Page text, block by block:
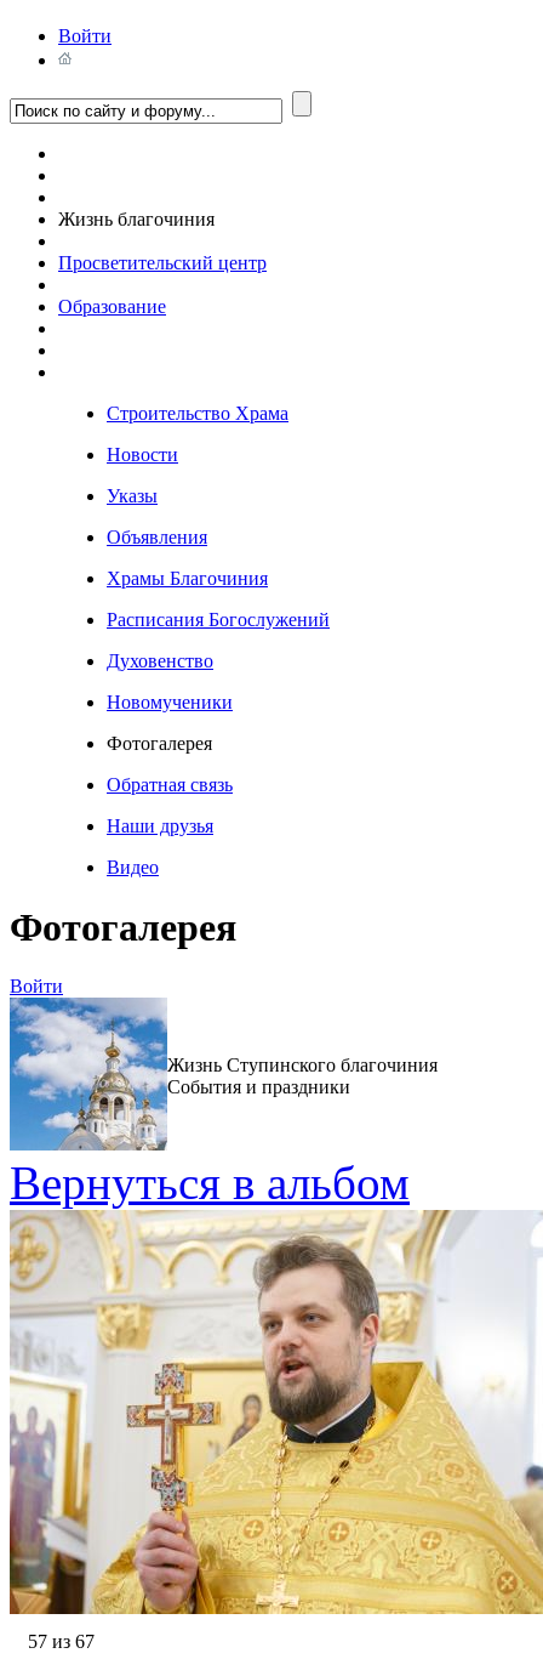
Войти
Жизнь благочиния
Просветительский центр
Образование
Строительство Храма
Новости
Указы
Объявления
Храмы Благочиния
Расписания Богослужений
Духовенство
Новомученики
Фотогалерея
Обратная связь
Наши друзья
Видео
Фотогалерея
Войти
Жизнь Ступинского благочиния
События и праздники
Вернуться в альбом
57 из 67